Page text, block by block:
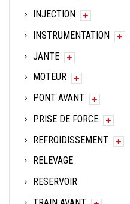
INJECTION
INSTRUMENTATION
JANTE
MOTEUR
PONT AVANT
PRISE DE FORCE
REFROIDISSEMENT
RELEVAGE
RESERVOIR